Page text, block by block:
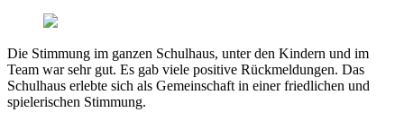
Die Stimmung im ganzen Schulhaus, unter den Kindern und im
Team war sehr gut. Es gab viele positive Rückmeldungen. Das
Schulhaus erlebte sich als Gemeinschaft in einer friedlichen und
spielerischen Stimmung.